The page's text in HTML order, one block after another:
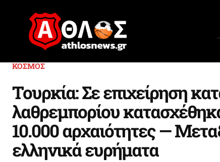
ΚΟΣΜΟΣ
Τουρκία: Σε επιχείρηση
λαθρεμπορίου
10.000 αρχαιότητες —
ελληνικά ευρήματα